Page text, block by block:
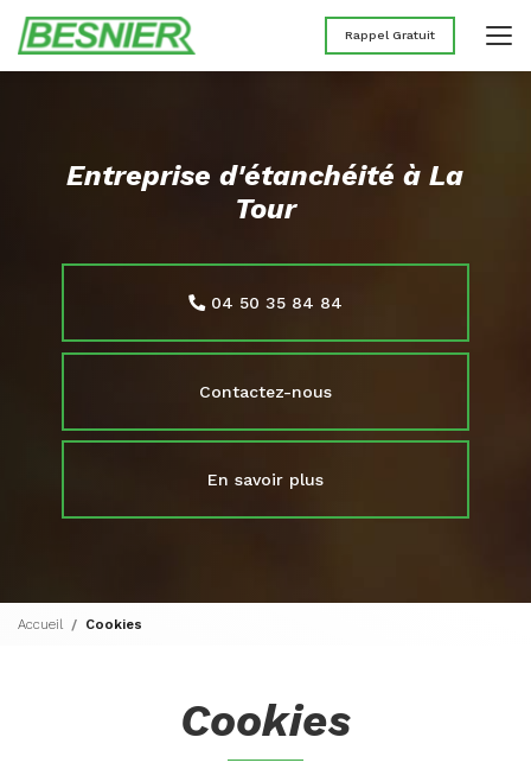
contenu
Rappel Gratuit
Entreprise d'étanchéité à La
Tour
04 50 35 84 84
Contactez-nous
En savoir plus
Accueil Cookies
Cookies